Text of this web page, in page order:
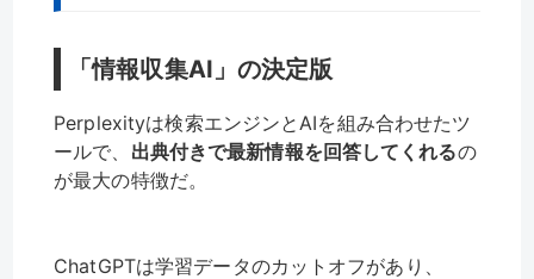
「情報収集AI」の決定版
Perplexityは検索エンジンとAIを組み合わせたツ
ールで、 出典付きで最新情報を回答してくれるの
が最大の特徴だ。
ChatGPTは学習データのカットオフがあり、